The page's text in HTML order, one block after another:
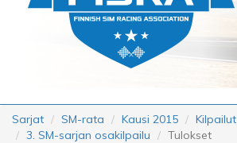
Sarjat SM-rata Kausi 2015
Kilpailut
3. SM-sarjan osakilpailu
Tulokset